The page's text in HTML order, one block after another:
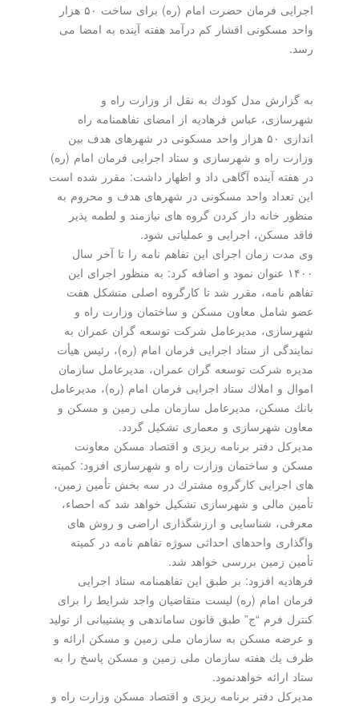
اجرایی فرمان حضرت امام (ره) برای ساخت ۵۰ هزار
واحد مسكونی اقشار كم درآمد هفته آینده به امضا می
به گزارش مدل كودك به نقل از وزارت راه و
شهرسازی، عباس فرهادیه از امضای تفاهمنامه راه
اندازی ۵۰ هزار واحد مسكونی در شهرهای هدف بین
وزارت راه و شهرسازی و ستاد اجرایی فرمان امام (ره)
در هفته آینده آگاهی داد و اظهار داشت: مقرر شده است
این تعداد واحد مسكونی در شهرهای هدف و محروم به
منظور خانه دار كردن گروه های نیازمند و لطمه پذیر
فاقد مسكن، اجرایی و عملیاتی شود.
وی مدت زمان اجرای این تفاهم نامه را تا آخر سال
۱۴۰۰ عنوان نمود و اضافه كرد: به منظور اجرای این
تفاهم نامه، مقرر شد تا كارگروه اصلی متشكل هفت
عضو شامل معاون مسكن و ساختمان وزارت راه و
شهرسازی، مدیرعامل شركت توسعه گران عمران به
نمایندگی از ستاد اجرایی فرمان امام (ره)، رئیس هیأت
مدیره شركت توسعه گران عمران، مدیرعامل سازمان
اموال و املاك ستاد اجرایی فرمان امام (ره)، مدیرعامل
بانك مسكن، مدیرعامل سازمان ملی زمین و مسكن و
معاون شهرسازی و معماری تشكیل گردد.
مدیركل دفتر برنامه ریزی و اقتصاد مسكن معاونت
مسكن و ساختمان وزارت راه و شهرسازی افزود: كمیته
های اجرایی كارگروه مشترك در سه بخش تأمین زمین،
تأمین مالی و شهرسازی تشكیل خواهد شد كه احصاء،
معرفی، شناسایی و ارزشگذاری اراضی و روش های
واگذاری واحدهای احداثی سوژه تفاهم نامه در كمیته
تأمین زمین بررسی خواهد شد.
فرهادیه افزود: بر طبق این تفاهمنامه ستاد اجرایی
فرمان امام (ره) لیست متقاضیان واجد شرایط را برای
كنترل فرم “ج” طبق قانون ساماندهی و پشتیبانی از تولید
و عرضه مسكن به سازمان ملی زمین و مسكن ارائه و
ظرف یك هفته سازمان ملی زمین و مسكن پاسخ را به
ستاد ارائه خواهدنمود.
مدیركل دفتر برنامه ریزی و اقتصاد مسكن وزارت راه و